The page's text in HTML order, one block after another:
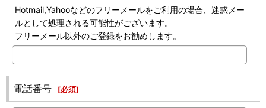
Hotmail,Yahooなどのフリーメールをご利用の場合、迷惑メー
ルとして処理される可能性がございます。
フリーメール以外のご登録をお勧めします。
電話番号 [必須]